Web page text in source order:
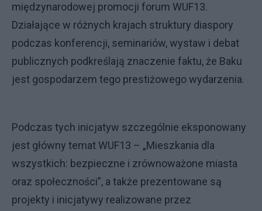
międzynarodowej promocji forum WUF13.
Działające w różnych krajach struktury diaspory
podczas konferencji, seminariów, wystaw i debat
publicznych podkreślają znaczenie faktu, że Baku
jest gospodarzem tego prestiżowego wydarzenia.
Podczas tych inicjatyw szczególnie eksponowany
jest główny temat WUF13 – „Mieszkania dla
wszystkich: bezpieczne i zrównoważone miasta
oraz społeczności”, a także prezentowane są
projekty i inicjatywy realizowane przez